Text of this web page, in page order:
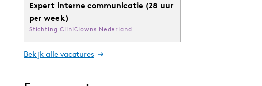
Expert interne communicatie (28 uur
per week)
Stichting CliniClowns Nederland
Bekijk alle vacatures